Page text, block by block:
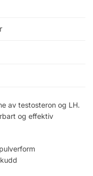
av testosteron og LH.
og effektiv